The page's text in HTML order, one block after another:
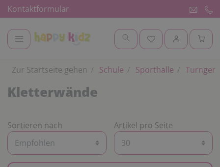
Kontaktformular
Zur Startseite gehen Schule Sporthalle
Kletterwände
Sortieren nach Artikel pro Seite